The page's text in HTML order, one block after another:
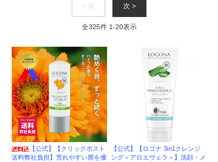
< 前 次 >
全325件 1-20表示
【公式】【クリックポスト
送料弊社負担】荒れやすい唇を優
【公式】【ロゴナ 3in1クレンジ
ング＜アロエヴェラ＞】洗顔・メ